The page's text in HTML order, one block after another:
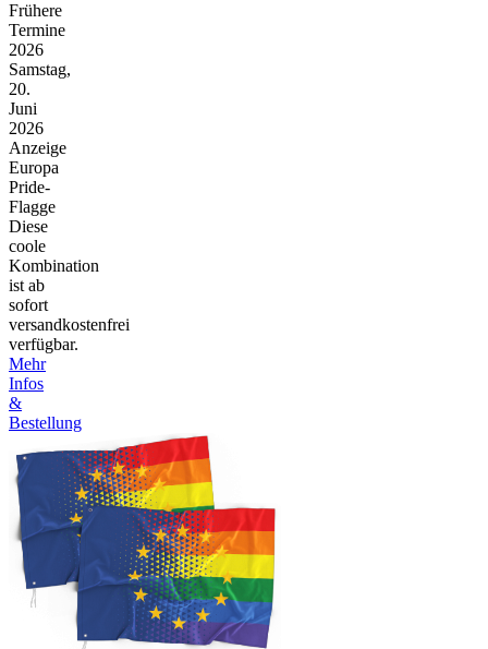
Frühere
Termine
2026
Samstag,
20.
Juni
2026
Anzeige
Europa
Pride-
Flagge
Diese
coole
Kombination
ist ab
sofort
versandkostenfrei
verfügbar.
Mehr
Infos
&
Bestellung